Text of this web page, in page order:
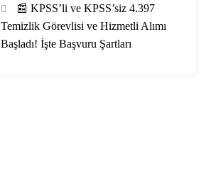
📰 KPSS’li ve KPSS’siz 4.397
Temizlik Görevlisi ve Hizmetli Alımı
Başladı! İşte Başvuru Şartları